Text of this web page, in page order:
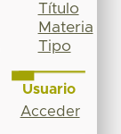
Título
Materia
Tipo
Usuario
Acceder